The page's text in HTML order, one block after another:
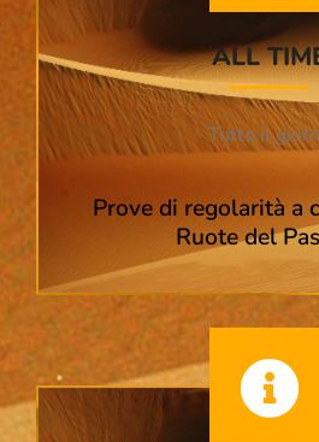
ALL
Tutto il
Prove di regolarità a
Ruote del